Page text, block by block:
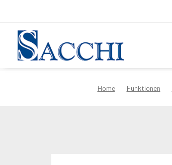
Home Funktionen